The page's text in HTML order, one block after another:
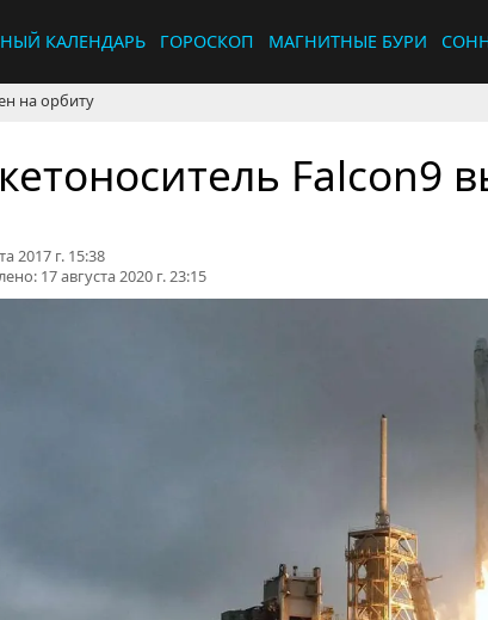
КАЛЕНДАРЬ ГОРОСКОП МАГНИТНЫЕ БУРИ
на орбиту
Falcon9
2017 г. 15:38
17 августа 2020 г. 23:15